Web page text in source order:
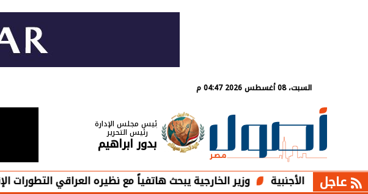
السبت، 08 أغسطس 2026 04:47 م
رئيس مجلس الإدارة
رئيس التحرير
بدور ابراهيم
عاجل وزير الخارجية يبحث هاتفياً مع نظيره العراقي التطورات الإقليمية
الأجنبية